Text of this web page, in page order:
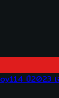
ปี2023 เ